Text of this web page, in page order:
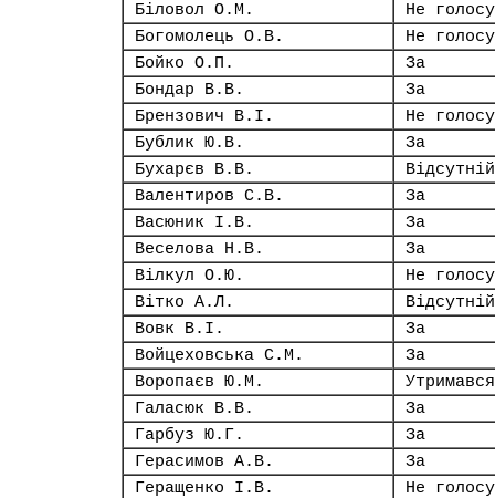
Біловол О.М.
Не
Богомолець О.В.
Не
Бойко О.П.
За
Бондар В.В.
За
Брензович В.І.
Не
Бублик Ю.В.
За
Бухарєв В.В.
Відсутній
Валентиров С.В.
За
Васюник І.В.
За
Веселова Н.В.
За
Вілкул О.Ю.
Не
Вітко А.Л.
Відсутній
Вовк В.І.
За
Войцеховська С.М.
За
Воропаєв Ю.М.
Утримався
Галасюк В.В.
За
Гарбуз Ю.Г.
За
Герасимов А.В.
За
Геращенко І.В.
Не